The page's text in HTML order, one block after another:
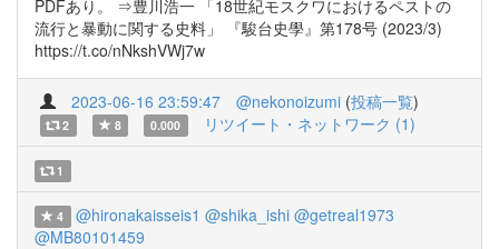
PDFあり。 ⇒豊川浩一 「18世紀モスクワにおけるペストの
流行と暴動に関する史料」 『駿台史學』第178号 (2023/3)
https://t.co/nNkshVWj7w
2023-06-16 23:59:47 @nekonoizumi (投稿一覧)
2 8 0.000 リツイート・ネットワーク (1)
1
4 @hironakaisseis1 @shika_ishi @getreal1973
@MB80101459